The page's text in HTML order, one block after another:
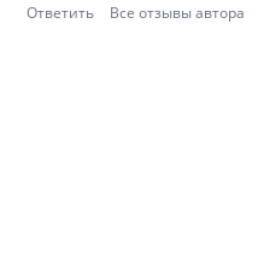
Ответить Все отзывы автора